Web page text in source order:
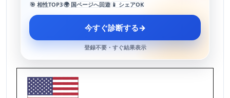
🎯 相性TOP3🌍 国ページへ回遊 📱 シェアOK
今すぐ診断する→
登録不要・すぐ結果表示